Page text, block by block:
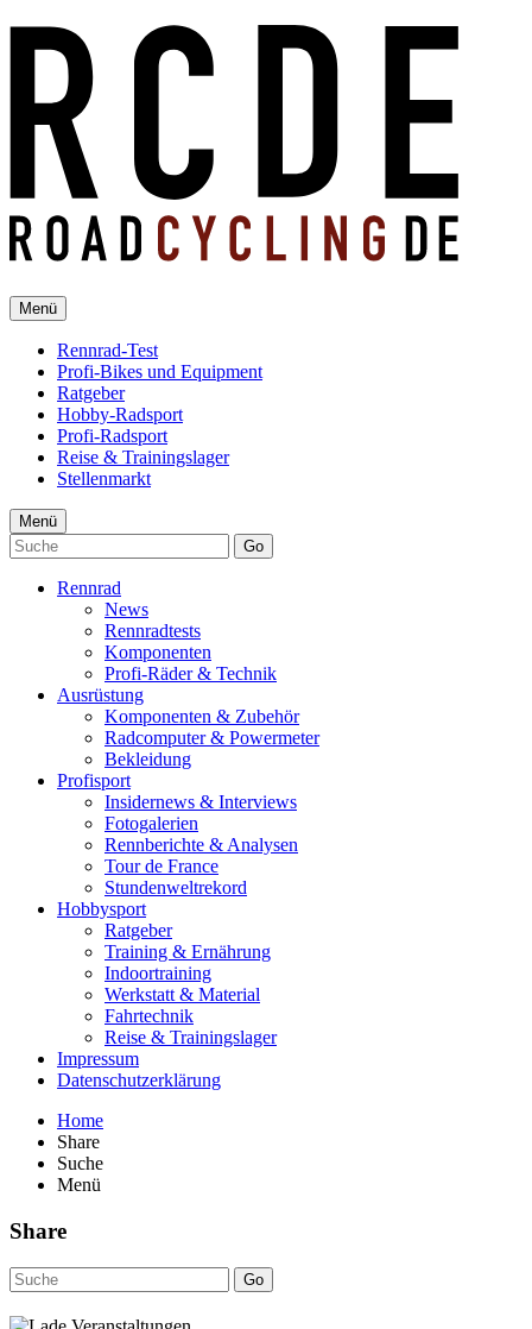
Menü
Rennrad-Test
Profi-Bikes und Equipment
Ratgeber
Hobby-Radsport
Profi-Radsport
Reise & Trainingslager
Stellenmarkt
Menü
Go
Rennrad
News
Rennradtests
Komponenten
Profi-Räder & Technik
Ausrüstung
Komponenten & Zubehör
Radcomputer & Powermeter
Bekleidung
Profisport
Insidernews & Interviews
Fotogalerien
Rennberichte & Analysen
Tour de France
Stundenweltrekord
Hobbysport
Ratgeber
Training & Ernährung
Indoortraining
Werkstatt & Material
Fahrtechnik
Reise & Trainingslager
Impressum
Datenschutzerklärung
Home
Share
Suche
Menü
Share
Go